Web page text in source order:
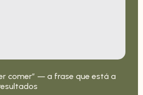
comer” — a frase que está a